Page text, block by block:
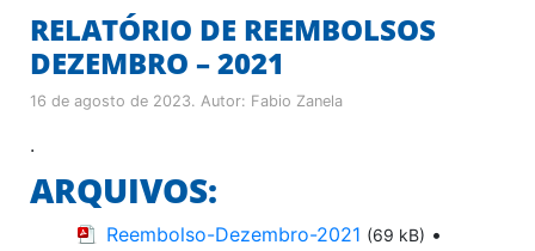
RELATÓRIO DE REEMBOLSOS
DEZEMBRO – 2021
16 de agosto de 2023. Autor: Fabio Zanela
.
ARQUIVOS:
Reembolso-Dezembro-2021 (69 kB) •